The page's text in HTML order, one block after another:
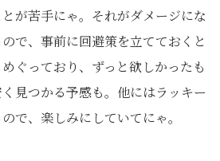
が苦手にゃ。それがダメージにな
で、事前に回避策を立てておくと
ぐっており、ずっと欲しかったも
見つかる予感も。他にはラッキー
で、楽しみにしていてにゃ。